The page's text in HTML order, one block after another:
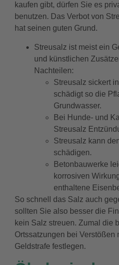
kaufen gibt, dürfen Sie es
benutzen. Das Verbot von
hat seinen guten Grund.
Streusalz ist meist ein
und künstlichen
Nachteilen:
Streusalz sickert
schädigt so die
Grundwasser.
Bei Hunde- und
Streusalz
Streusalz kann
schädigen.
Betonbauwerke
korrosiven
enthaltene
So schnell das Salz auch
sollten Sie also besser die
kein Salz streuen. Zumal die
Ortssatzungen bei Verstößen
Geldstrafe festlegen.